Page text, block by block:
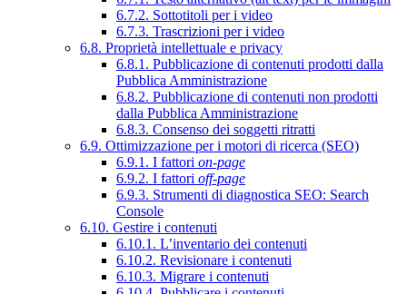
6.7.2. Sottotitoli per i video
6.7.3. Trascrizioni per i video
6.8. Proprietà intellettuale e privacy
6.8.1. Pubblicazione di contenuti prodotti dalla
Pubblica Amministrazione
6.8.2. Pubblicazione di contenuti non prodotti
dalla Pubblica Amministrazione
6.8.3. Consenso dei soggetti ritratti
6.9. Ottimizzazione per i motori di ricerca (SEO)
6.9.1. I fattori on-page
6.9.2. I fattori off-page
6.9.3. Strumenti di diagnostica SEO: Search
Console
6.10. Gestire i contenuti
6.10.1. L’inventario dei contenuti
6.10.2. Revisionare i contenuti
6.10.3. Migrare i contenuti